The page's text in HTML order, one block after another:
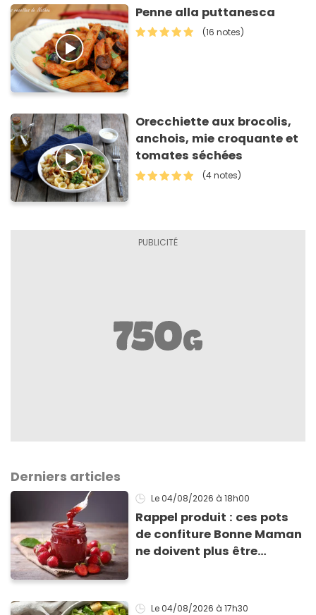
Penne alla puttanesca
(16 notes)
Orecchiette aux brocolis,
anchois, mie croquante et
tomates séchées
(4 notes)
Derniers articles
Le 04/08/2026 à 18h00
Rappel produit : ces pots
de confiture Bonne Maman
ne doivent plus être
morceaux de verre
Le 04/08/2026 à 17h30